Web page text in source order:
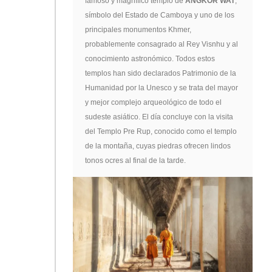
símbolo del Estado de Camboya y uno de los
principales monumentos Khmer,
probablemente consagrado al Rey Visnhu y al
conocimiento astronómico. Todos estos
templos han sido declarados Patrimonio de la
Humanidad por la Unesco y se trata del mayor
y mejor complejo arqueológico de todo el
sudeste asiático. El día concluye con la visita
del Templo Pre Rup, conocido como el templo
de la montaña, cuyas piedras ofrecen lindos
tonos ocres al final de la tarde.